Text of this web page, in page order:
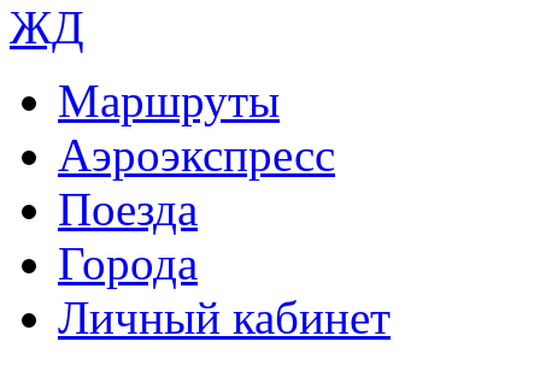
ЖД
Маршруты
Аэроэкспресс
Поезда
Города
Личный кабинет